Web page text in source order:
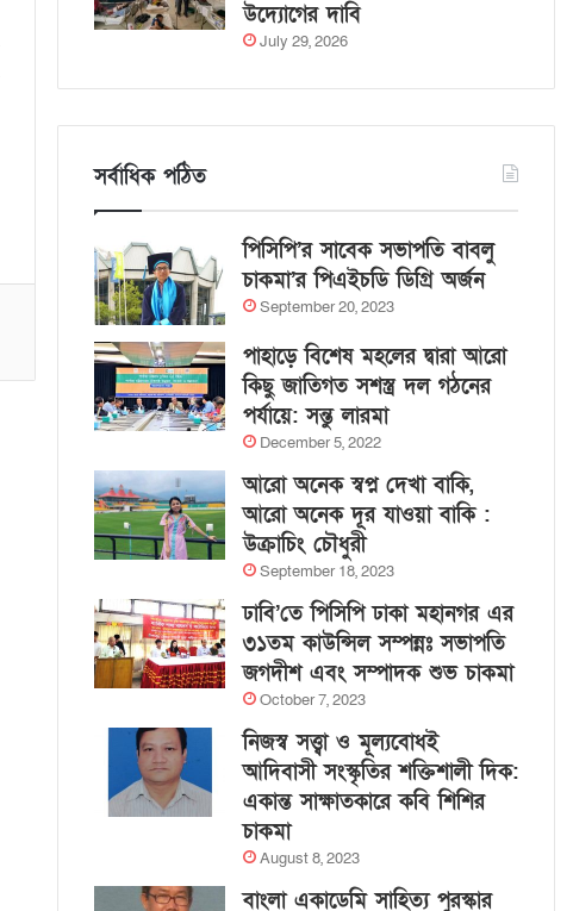
উদ্যোগের দাবি
July 29, 2026
সর্বাধিক পঠিত
পিসিপি’র সাবেক সভাপতি বাবলু
চাকমা’র পিএইচডি ডিগ্রি অর্জন
September 20, 2023
পাহাড়ে বিশেষ মহলের দ্বারা আরো
কিছু জাতিগত সশস্ত্র দল গঠনের
পর্যায়ে: সন্তু লারমা
December 5, 2022
আরো অনেক স্বপ্ন দেখা বাকি,
আরো অনেক দূর যাওয়া বাকি :
উক্রাচিং চৌধুরী
September 18, 2023
ঢাবি’তে পিসিপি ঢাকা মহানগর এর
৩১তম কাউন্সিল সম্পন্নঃ সভাপতি
জগদীশ এবং সম্পাদক শুভ চাকমা
October 7, 2023
নিজস্ব সত্ত্বা ও মূল্যবোধই
আদিবাসী সংস্কৃতির শক্তিশালী দিক:
একান্ত সাক্ষাতকারে কবি শিশির
চাকমা
August 8, 2023
বাংলা একাডেমি সাহিত্য পুরস্কার